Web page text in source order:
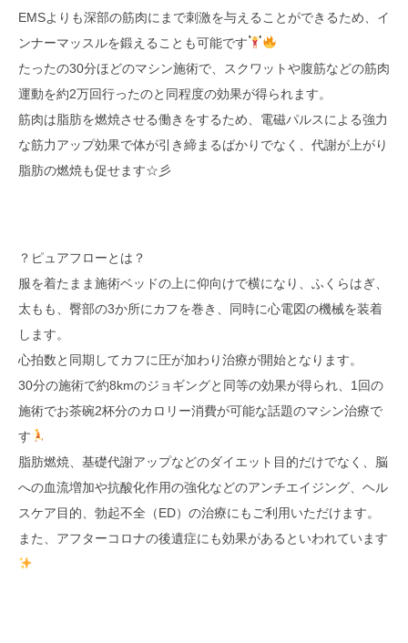
EMSよりも深部の筋肉にまで刺激を与えることができるため、イ
ンナーマッスルを鍛えることも可能です
たったの30分ほどのマシン施術で、スクワットや腹筋などの筋肉
運動を約2万回行ったのと同程度の効果が得られます。
筋肉は脂肪を燃焼させる働きをするため、電磁パルスによる強力
な筋力アップ効果で体が引き締まるばかりでなく、代謝が上がり
脂肪の燃焼も促せます☆彡
？ピュアフローとは？
服を着たまま施術ベッドの上に仰向けで横になり、ふくらはぎ、
太もも、臀部の3か所にカフを巻き、同時に心電図の機械を装着
します。
心拍数と同期してカフに圧が加わり治療が開始となります。
30分の施術で約8kmのジョギングと同等の効果が得られ、1回の
施術でお茶碗2杯分のカロリー消費が可能な話題のマシン治療で
す
脂肪燃焼、基礎代謝アップなどのダイエット目的だけでなく、脳
への血流増加や抗酸化作用の強化などのアンチエイジング、ヘル
スケア目的、勃起不全（ED）の治療にもご利用いただけます。
また、アフターコロナの後遺症にも効果があるといわれています